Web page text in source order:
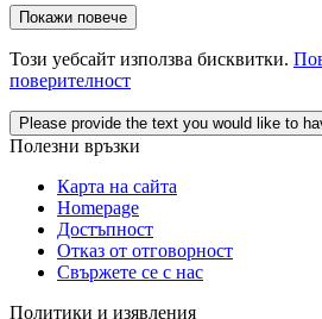
Покажи повече
Този уебсайт използва бисквитки.
поверителност
Please provide the text you would like to
Полезни връзки
Карта на сайта
Homepage
Достъпност
Отказ от отговорност
Свържете се с нас
Политики и изявления